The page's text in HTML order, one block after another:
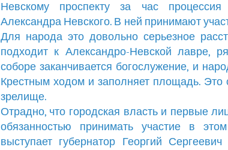
Невскому проспекту за час
Александра Невского. В ней принимают
Для народа это довольно серьезное
подходит к Александро-Невской лавре,
соборе заканчивается богослужение, и
Крестным ходом и заполняет площадь. Это
зрелище.
Отрадно, что городская власть и первые
обязанностью принимать участие в
выступает губернатор Георгий